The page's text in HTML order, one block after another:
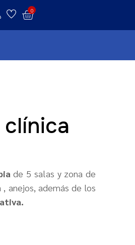
0
de 5 salas y zona de
anejos, además de los